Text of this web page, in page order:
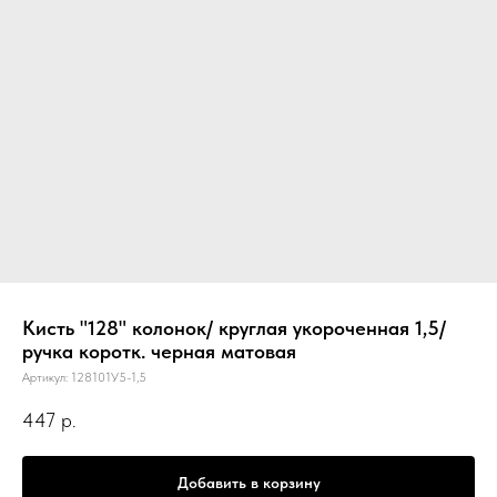
Кисть "128" колонок/ круглая укороченная 1,5/
ручка коротк. черная матовая
Артикул: 128101У5-1,5
447 р.
Добавить в корзину